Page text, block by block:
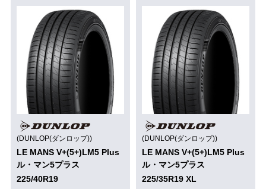
(DUNLOP(ダンロップ))
LE MANS V+(5+)LM5 Plus
ル・マン5プラス
225/40R19
(DUNLOP(ダンロップ))
LE MANS V+(5+)LM5 Plus
ル・マン5プラス
225/35R19 XL